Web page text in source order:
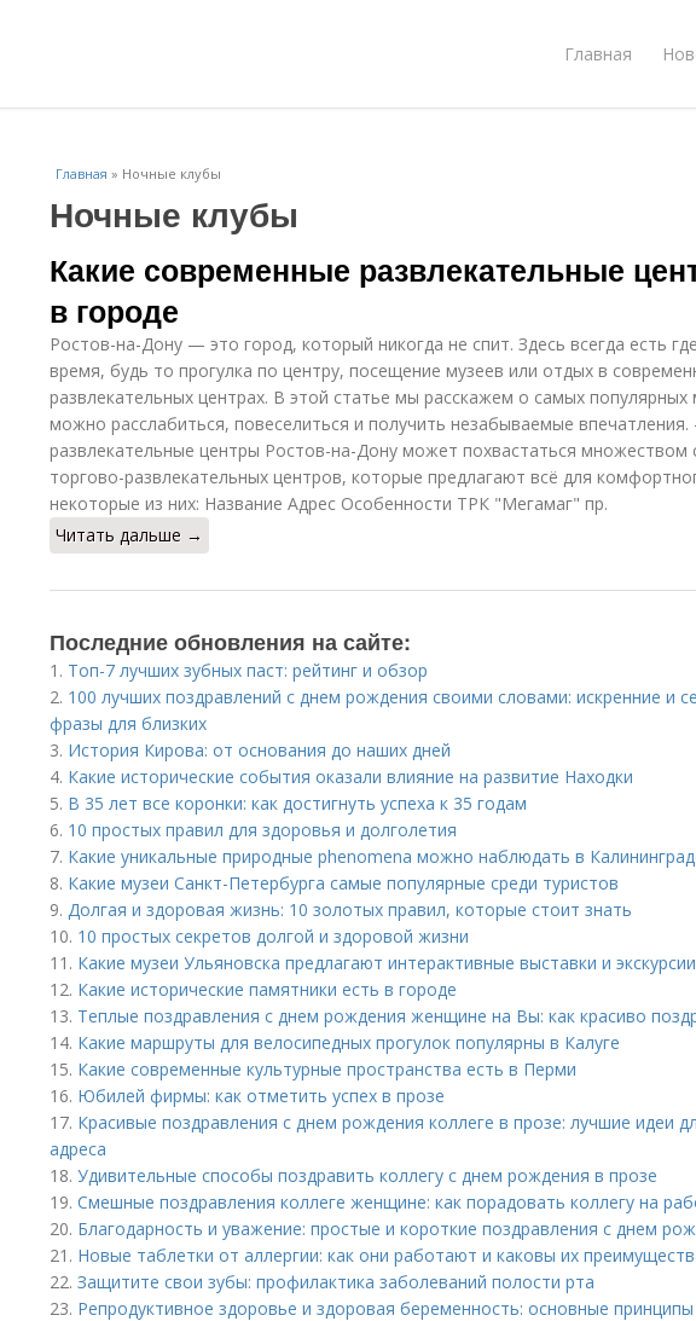
Главная
Главная » Ночные клубы
Ночные клубы
Какие современные развлекательные
в городе
Ростов-на-Дону — это город, который никогда не спит. Здесь всегда есть
время, будь то прогулка по центру, посещение музеев или отдых в
развлекательных центрах. В этой статье мы расскажем о самых популярных
можно расслабиться, повеселиться и получить незабываемые впечатления.
развлекательные центры Ростов-на-Дону может похвастаться множеством
торгово-развлекательных центров, которые предлагают всё для
некоторые из них: Название Адрес Особенности ТРК "Мегамаг" пр.
Читать дальше →
Последние обновления на сайте:
1. Топ-7 лучших зубных паст: рейтинг и обзор
2. 100 лучших поздравлений с днем рождения своими словами: искренние и
фразы для близких
3. История Кирова: от основания до наших дней
4. Какие исторические события оказали влияние на развитие Находки
5. В 35 лет все коронки: как достигнуть успеха к 35 годам
6. 10 простых правил для здоровья и долголетия
7. Какие уникальные природные phenomena можно наблюдать в
8. Какие музеи Санкт-Петербурга самые популярные среди туристов
9. Долгая и здоровая жизнь: 10 золотых правил, которые стоит знать
10. 10 простых секретов долгой и здоровой жизни
11. Какие музеи Ульяновска предлагают интерактивные выставки и экскурсии
12. Какие исторические памятники есть в городе
13. Теплые поздравления с днем рождения женщине на Вы: как красиво
14. Какие маршруты для велосипедных прогулок популярны в Калуге
15. Какие современные культурные пространства есть в Перми
16. Юбилей фирмы: как отметить успех в прозе
17. Красивые поздравления с днем рождения коллеге в прозе: лучшие идеи
адреса
18. Удивительные способы поздравить коллегу с днем рождения в прозе
19. Смешные поздравления коллеге женщине: как порадовать коллегу на
20. Благодарность и уважение: простые и короткие поздравления с днем
21. Новые таблетки от аллергии: как они работают и каковы их
22. Защитите свои зубы: профилактика заболеваний полости рта
23. Репродуктивное здоровье и здоровая беременность: основные принципы